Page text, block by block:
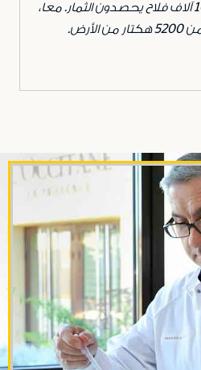
مزارع و 10 آلاف فلاح يحصدون الثمار. معا،